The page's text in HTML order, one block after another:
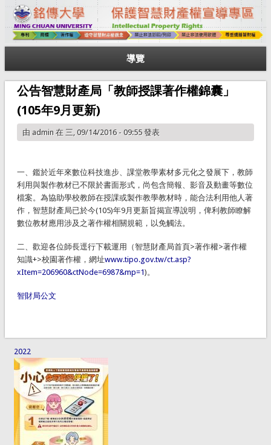
導覽
公告智慧財產局「教師授課著作權錦囊」
(105年9月更新)
由 admin在 三, 09/14/2016 - 09:55 發表
一、鑑於近年來數位科技進步、課堂教學素材多元化之發展下，教師
利用與製作教材已不限於書面形式，尚包含簡報、影音及動畫等數位
檔案。為協助學校教師在授課或製作教學教材時，能合法利用他人著
作，智慧財產局已於今(105)年9月更新旨揭宣導說明，俾利教師瞭解
數位教材應用涉及之著作權相關規範，以免觸法。
二、歡迎各位師長逕行下載運用（智慧財產局首頁>著作權>著作權
知識+>校園著作權，網址www.tipo.gov.tw/ct.asp?
xItem=206960&ctNode=6987&mp=1)。
智財局公文
2022